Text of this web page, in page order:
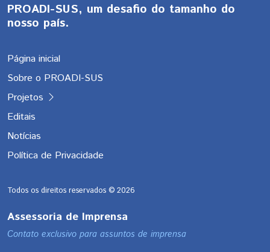
PROADI-SUS, um desafio do tamanho do
nosso país.
Página inicial
Sobre o PROADI-SUS
Projetos
Editais
Notícias
Política de Privacidade
Todos os direitos reservados © 2026
Assessoria de Imprensa
Contato exclusivo para assuntos de imprensa